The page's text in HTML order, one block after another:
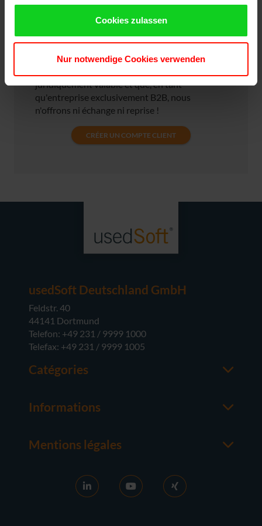
Cookies zulassen
Nur notwendige Cookies verwenden
compte client, et c'est tout. Vous recevez une
confirmation de commande par e-mail. Votre
vous seront expédiés dans un délai de 1 à 3
jours. Veuillez noter que la finalisation de votre
juridiquement valable et que, en tant
qu'entreprise exclusivement B2B, nous
n'offrons ni échange ni reprise !
CRÉER UN COMPTE CLIENT
usedSoft Deutschland GmbH
Feldstr. 40
44141 Dortmund
Telefon: +49 231 / 9999 1000
Telefax: +49 231 / 9999 1005
Catégories
M365
Serveur
Matériel
Informations
À propos de usedsoft
Bon à savoir
Activation RDS
Mentions légales
Conditions générales
CG D'ACHAT